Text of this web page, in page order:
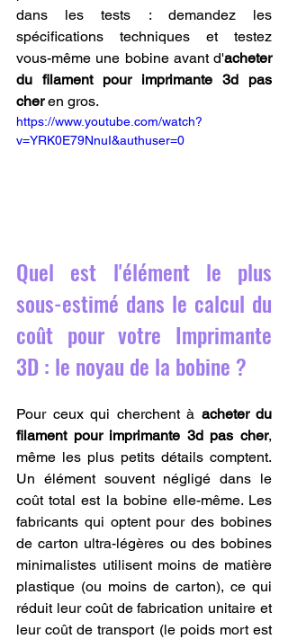
dans les tests : demandez les
spécifications techniques et testez
vous-même une bobine avant d'acheter
du filament pour imprimante 3d pas
cher en gros.
https://www.youtube.com/watch?
v=YRK0E79NnuI&authuser=0
Quel est l'élément le plus
sous-estimé dans le calcul du
coût pour votre Imprimante
3D : le noyau de la bobine ?
Pour ceux qui cherchent à acheter du
filament pour imprimante 3d pas cher,
même les plus petits détails comptent.
Un élément souvent négligé dans le
coût total est la bobine elle-même. Les
fabricants qui optent pour des bobines
de carton ultra-légères ou des bobines
minimalistes utilisent moins de matière
plastique (ou moins de carton), ce qui
réduit leur coût de fabrication unitaire et
leur coût de transport (le poids mort est